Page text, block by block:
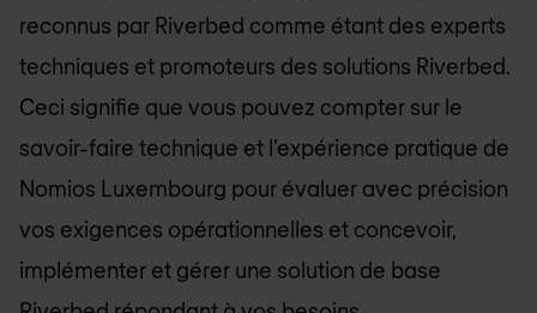
reconnus par Riverbed comme étant des experts
techniques et promoteurs des solutions Riverbed.
Ceci signifie que vous pouvez compter sur le
savoir-faire technique et l’expérience pratique de
Nomios Luxembourg pour évaluer avec précision
vos exigences opérationnelles et concevoir,
implémenter et gérer une solution de base